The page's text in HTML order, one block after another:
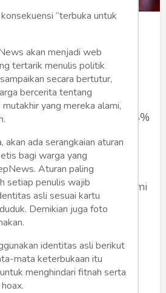
fajar.co.id)
setuju dengan prinsip
partai.
data. Ini survei LSI
2023. Sebanyak 16,8%
setuju presiden sebagai
71,6% menyatakan: “kami
prinsip presiden sebagai
Mengapa? Mengapa
“terbuka untuk
akan menjadi web
tertarik menulis politik
secara bertutur,
bercerita tentang
yang mereka alami,
akan ada serangkaian aturan
bagi warga yang
Aturan paling
setiap penulis wajib
asli sesuai kartu
Demikian juga foto
identitas asli berikut
mata keterbukaan itu
menghindari fitnah serta